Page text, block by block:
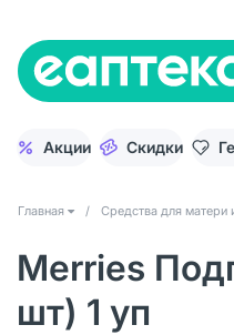
Акции Скидки
Главная / Средства для матери
Merries
шт) 1 уп